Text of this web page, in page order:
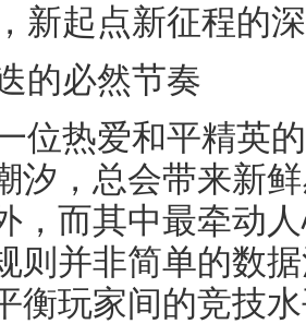
新起点新征程的
的必然节奏
位热爱和平精英
汐，总会带来新
，而其中最牵动
则并非简单的数
衡玩家间的竞技